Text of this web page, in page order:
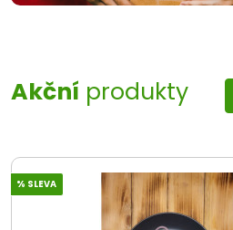
Akční produkty
% SLEVA